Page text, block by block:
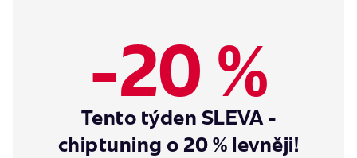
-20 %
Tento týden SLEVA -
chiptuning o 20 % levněji!